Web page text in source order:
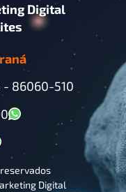
Digital
- 86060-510
Digital